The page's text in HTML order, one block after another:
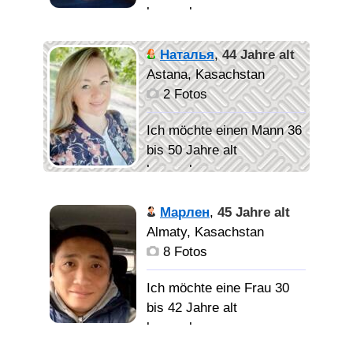
душой, который
поддержит в любой
ситуации, умеющий
слушать и слышать, с
позитивным настроем на
жизнь и не унывающий
при любых ситуациях.
радоваться вместе с
тобой. Думаю есть такие
люди на планете Земля!
kennenlernen
Спокойный,
абсолютно
неконфликтный,
трудолюбивый,
заботливый, умею
любить и быть
любимым.
Женщину до 50 лет,
адекватную, простую и
Наталья,44 Jahre alt
Astana, Kasachstan
2 Fotos
Ich möchte einen Mann 36
bis 50 Jahre alt
kennenlernen
Симпатичная.
Легко нахожу общий язык
с друзьями.
Человнка с которым
легко по жизни.
Марлен, 45 Jahre alt
Almaty, Kasachstan
8 Fotos
Ich möchte eine Frau 30
bis 42 Jahre alt
kennenlernen